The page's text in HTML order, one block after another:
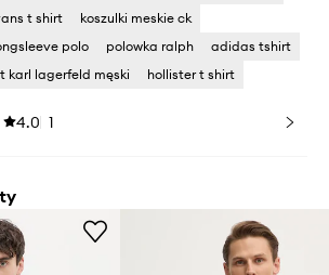
t shirt
koszulki meskie ck
polo polowka ralph
adidas tshirt
karl lagerfeld męski hollister t shirt
4.0 1